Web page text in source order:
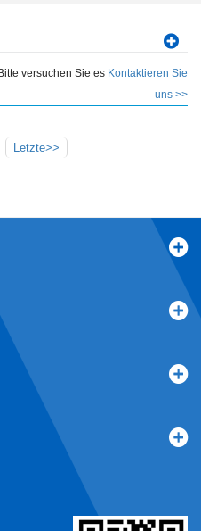
versuchen Sie es Kontaktieren Sie
uns >>
Letzte>>